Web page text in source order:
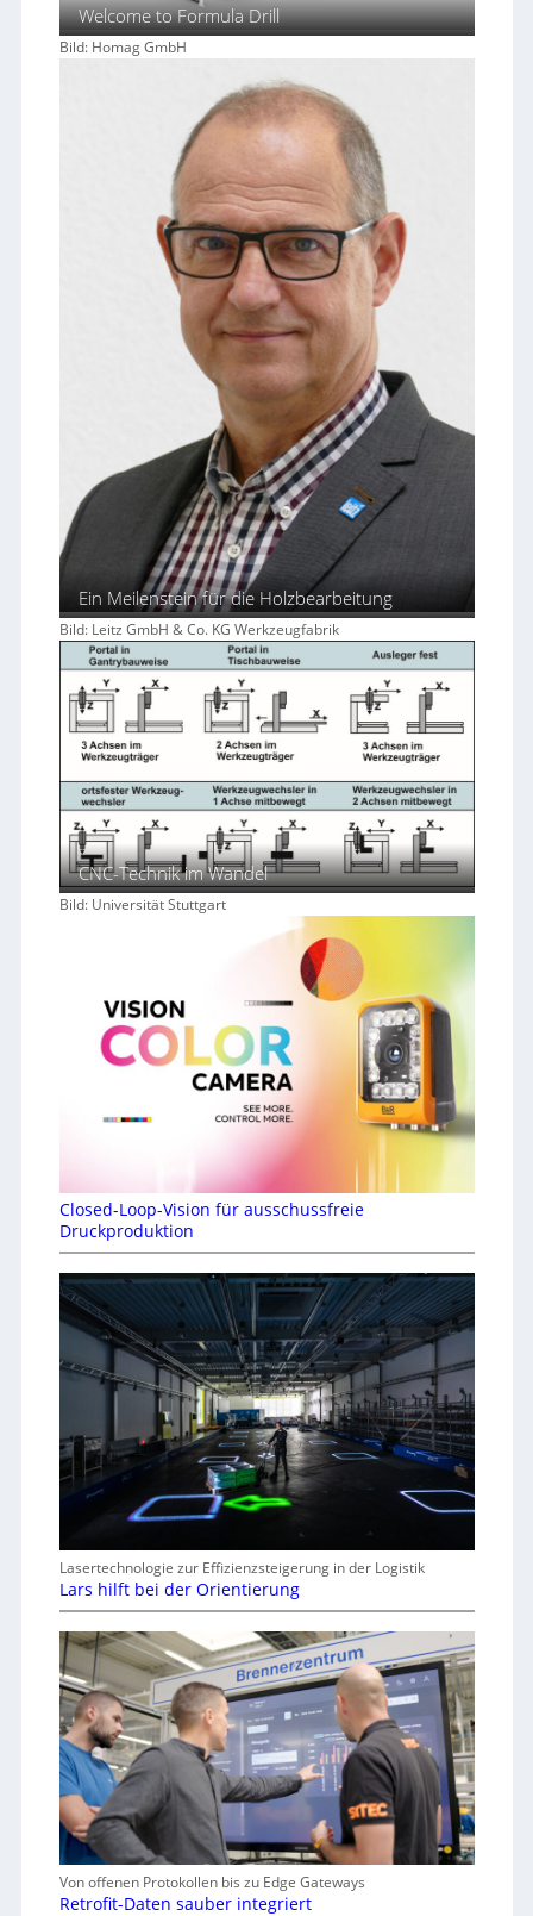
Welcome to Formula Drill
Bild: Homag GmbH
Ein Meilenstein für die Holzbearbeitung
Bild: Leitz GmbH & Co. KG Werkzeugfabrik
CNC-Technik im Wandel
Bild: Universität Stuttgart
Closed-Loop-Vision für ausschussfreie
Druckproduktion
Lasertechnologie zur Effizienzsteigerung in der Logistik
Lars hilft bei der Orientierung
Von offenen Protokollen bis zu Edge Gateways
Retrofit-Daten sauber integriert